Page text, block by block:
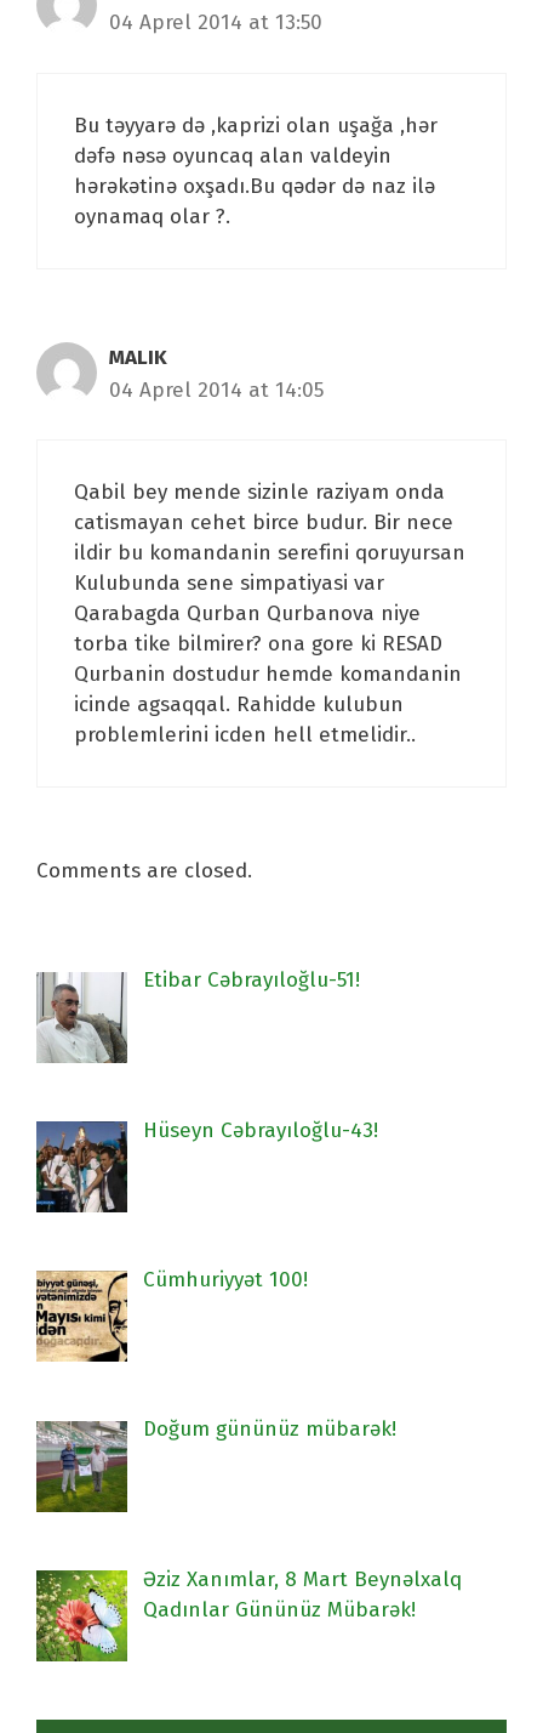
04 Aprel 2014 at 13:50
Bu təyyarə də ,kaprizi olan uşağa ,hər
dəfə nəsə oyuncaq alan valdeyin
hərəkətinə oxşadı.Bu qədər də naz ilə
oynamaq olar ?.
MALIK
04 Aprel 2014 at 14:05
Qabil bey mende sizinle raziyam onda
catismayan cehet birce budur. Bir nece
ildir bu komandanin serefini qoruyursan
Kulubunda sene simpatiyasi var
Qarabagda Qurban Qurbanova niye
torba tike bilmirer? ona gore ki RESAD
Qurbanin dostudur hemde komandanin
icinde agsaqqal. Rahidde kulubun
problemlerini icden hell etmelidir..
Comments are closed.
Etibar Cəbrayıloğlu-51!
Hüseyn Cəbrayıloğlu-43!
Cümhuriyyət 100!
Doğum gününüz mübarək!
Əziz Xanımlar, 8 Mart Beynəlxalq
Qadınlar Gününüz Mübarək!